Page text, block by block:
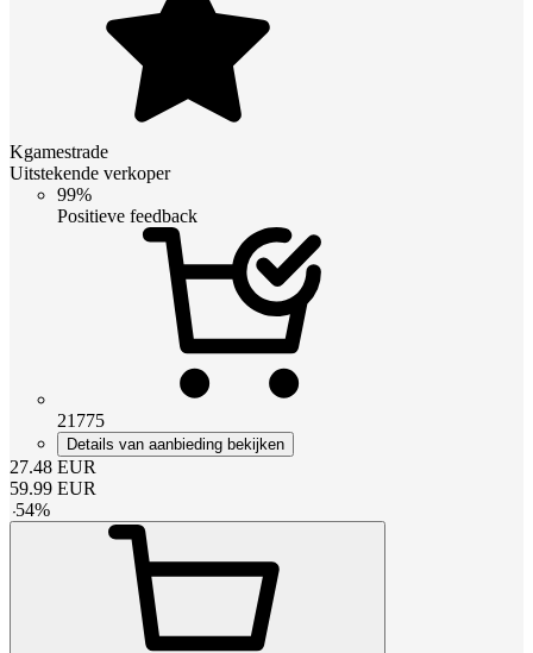
Kgamestrade
Uitstekende verkoper
99%
Positieve feedback
21775
Details van aanbieding bekijken
27.48 EUR
59.99 EUR
-54%